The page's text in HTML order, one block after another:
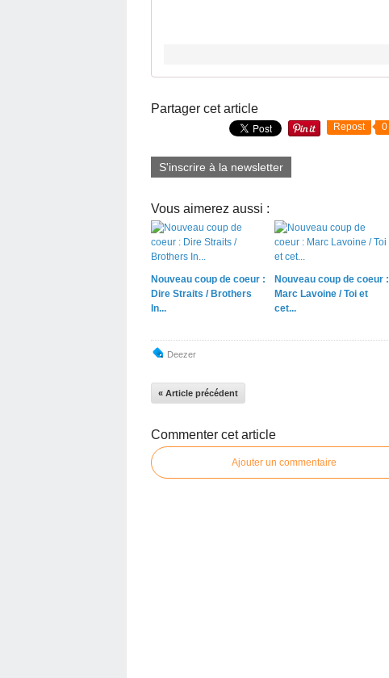
Partager cet article
Repost 0
S'inscrire à la newsletter
Vous aimerez aussi :
Nouveau coup de coeur :
Dire Straits / Brothers
In...
Nouveau coup de coeur :
Marc Lavoine / Toi et
cet...
Deezer
« Article précédent
Commenter cet article
Ajouter un commentaire